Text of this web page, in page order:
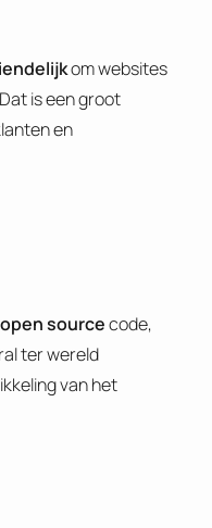
om websites
is een groot
en
open sourcecode,
ter wereld
van het